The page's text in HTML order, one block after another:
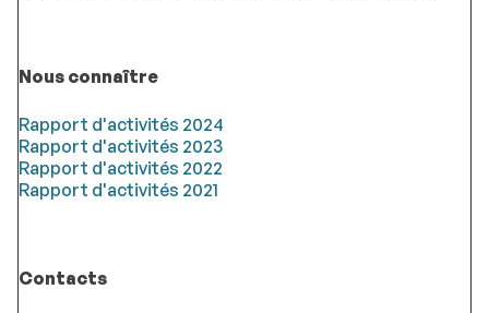
Nous connaître
Rapport d'activités 2024
Rapport d'activités 2023
Rapport d'activités 2022
Rapport d'activités 2021
Contacts